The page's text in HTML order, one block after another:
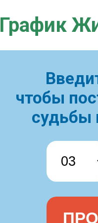
График
чтобы
судьбы